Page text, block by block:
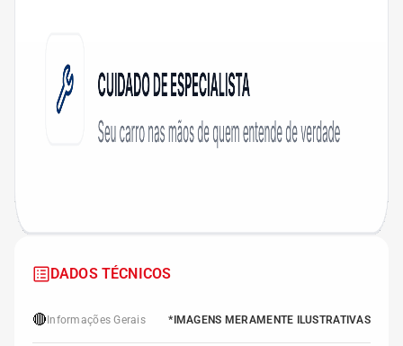
DADOS TÉCNICOS
🔴 Informações Gerais *IMAGENS MERAMENTE ILUSTRATIVAS